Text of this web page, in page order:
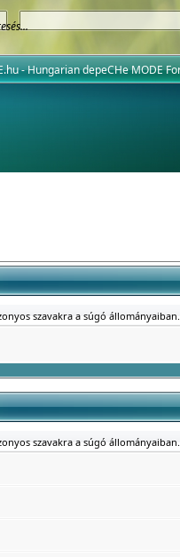
- Hungarian depeCHe MODE
szavakra a súgó állományaiban.
szavakra a súgó állományaiban.